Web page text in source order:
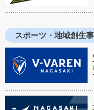
スポーツ・地域創生